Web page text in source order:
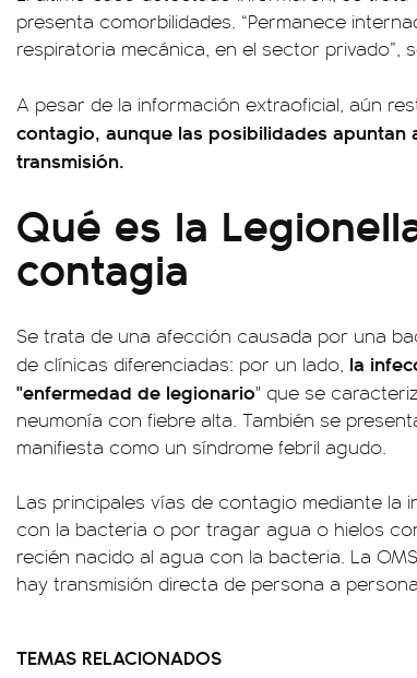
presenta comorbilidades. “Permanece
respiratoria mecánica, en el sector privado”,
A pesar de la información extraoficial, aún
contagio, aunque las posibilidades apuntan
transmisión.
Qué es la
contagia
Se trata de una afección causada por una
de clínicas diferenciadas: por un lado, la
"enfermedad de legionario" que se
neumonía con fiebre alta. También se
manifiesta como un síndrome febril agudo.
Las principales vías de contagio mediante la
con la bacteria o por tragar agua o hielos
recién nacido al agua con la bacteria. La
hay transmisión directa de persona a
TEMAS RELACIONADOS